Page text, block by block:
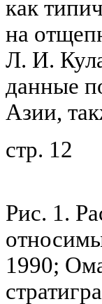
как
на
Л. И.
данные
Азии,
стр. 12
Рис. 1.
1990;